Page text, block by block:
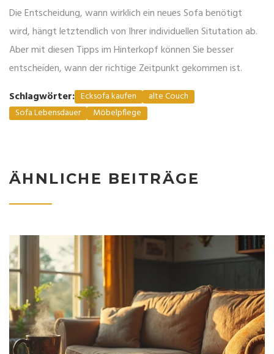
Die Entscheidung, wann wirklich ein neues Sofa benötigt
wird, hängt letztendlich von Ihrer individuellen Situtation ab.
Aber mit diesen Tipps im Hinterkopf können Sie besser
entscheiden, wann der richtige Zeitpunkt gekommen ist.
Schlagwörter: Ecksofa kaufen
alte Couch
Sofa Lebensdauer
Möbelpflege
ÄHNLICHE BEITRÄGE